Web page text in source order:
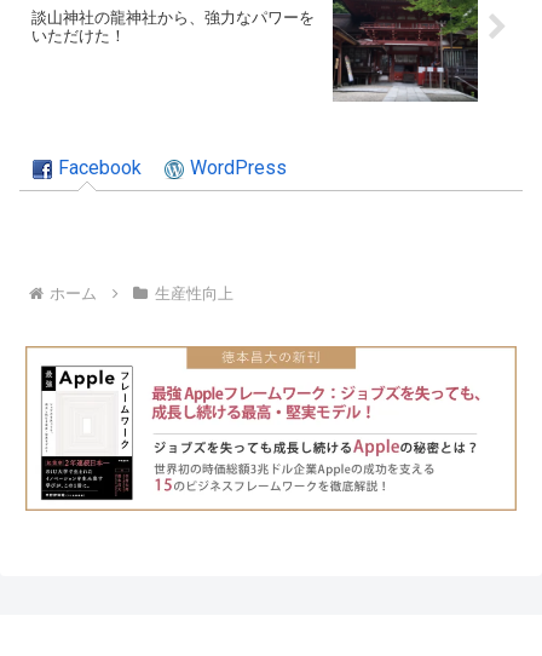
談山神社の龍神社から、強力なパワーを
いただけた！
Facebook WordPress
ホーム 生産性向上